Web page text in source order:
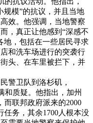
规模”的抗议，并且当地
效。他强调，当地警察
，真正让他感到“深感不
地，包括在一些居民寻求
和洗车场进行的突袭行
头、在车里被拦下，并
警卫队到洛杉矶，
和质疑。他指出，加州
而联邦政府派来的2000
任务，其余1700人根本没